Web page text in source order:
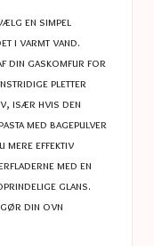
en simpel
i varmt vand.
din gaskomfur for
pletter
især hvis den
med bagepulver
mere effektiv
med en
glans.
din ovn